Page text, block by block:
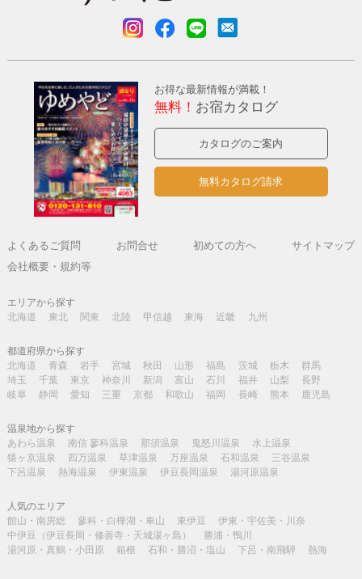
お得な最新情報が満載！
無料！ お宿カタログ
カタログのご案内
無料カタログ請求
よくあるご質問 お問合せ 初めての方へ
サイトマップ
会社概要・規約等
エリアから探す
北海道
東北 関東 北陸 甲信越 東海 近畿 九州
都道府県から探す
北海道
青森 岩手 宮城 秋田 山形 福島 茨城 栃木
群馬
埼玉
千葉 東京 神奈川 新潟 富山 石川 福井 山梨
長野
岐阜
静岡 愛知 三重 京都 和歌山 福岡 長崎 熊本 鹿児島
温泉地から探す
あわら温泉
南信 蓼科温泉 那須温泉 鬼怒川温泉
水上温泉
猿ヶ京温泉
四万温泉 草津温泉 万座温泉 石和温泉
三谷温泉
下呂温泉
熱海温泉 伊東温泉 伊豆長岡温泉 湯河原温泉
人気のエリア
館山・南房総
蓼科・白樺湖・車山 東伊豆
伊東・宇佐美・川奈
中伊豆（伊豆長岡・修善寺・天城湯ヶ島）
勝浦・鴨川
湯河原・真鶴・小田原
箱根 石和・勝沼・塩山 下呂・南飛騨 熱海